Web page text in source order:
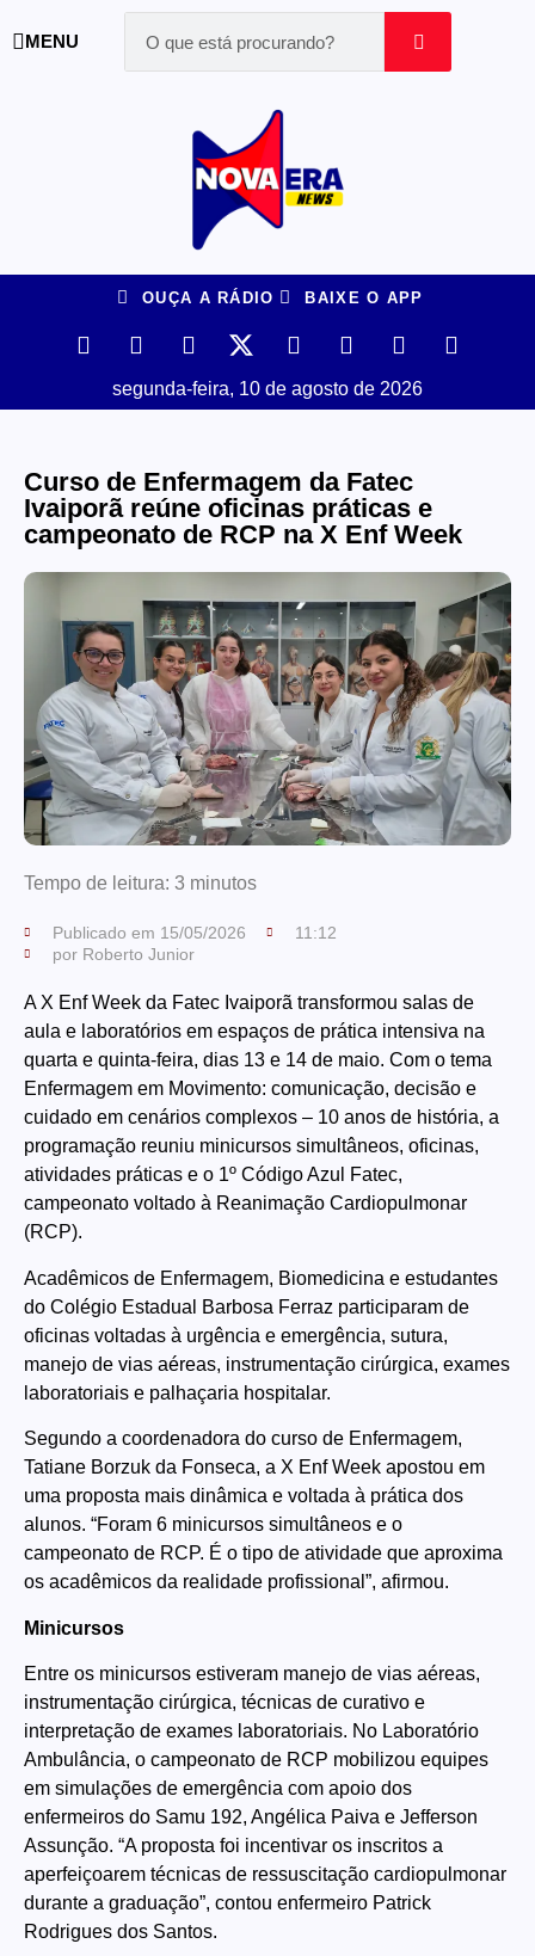
MENU
OUÇA A RÁDIO BAIXE O APP
segunda-feira, 10 de agosto de 2026
Curso de Enfermagem da Fatec
Ivaiporã reúne oficinas práticas e
campeonato de RCP na X Enf Week
Tempo de leitura: 3 minutos
Publicado em 15/05/2026
11:12
por Roberto Junior
A X Enf Week da Fatec Ivaiporã transformou salas de
aula e laboratórios em espaços de prática intensiva na
quarta e quinta-feira, dias 13 e 14 de maio. Com o tema
Enfermagem em Movimento: comunicação, decisão e
cuidado em cenários complexos – 10 anos de história, a
programação reuniu minicursos simultâneos, oficinas,
atividades práticas e o 1º Código Azul Fatec,
campeonato voltado à Reanimação Cardiopulmonar
(RCP).
Acadêmicos de Enfermagem, Biomedicina e estudantes
do Colégio Estadual Barbosa Ferraz participaram de
oficinas voltadas à urgência e emergência, sutura,
manejo de vias aéreas, instrumentação cirúrgica, exames
laboratoriais e palhaçaria hospitalar.
Segundo a coordenadora do curso de Enfermagem,
Tatiane Borzuk da Fonseca, a X Enf Week apostou em
uma proposta mais dinâmica e voltada à prática dos
alunos. “Foram 6 minicursos simultâneos e o
campeonato de RCP. É o tipo de atividade que aproxima
os acadêmicos da realidade profissional”, afirmou.
Minicursos
Entre os minicursos estiveram manejo de vias aéreas,
instrumentação cirúrgica, técnicas de curativo e
interpretação de exames laboratoriais. No Laboratório
Ambulância, o campeonato de RCP mobilizou equipes
em simulações de emergência com apoio dos
enfermeiros do Samu 192, Angélica Paiva e Jefferson
Assunção. “A proposta foi incentivar os inscritos a
aperfeiçoarem técnicas de ressuscitação cardiopulmonar
durante a graduação”, contou enfermeiro Patrick
Rodrigues dos Santos.